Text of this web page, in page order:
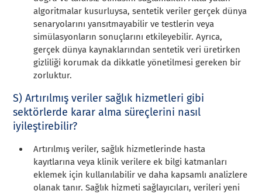
algoritmalar kusurluysa, sentetik veriler gerçek dünya
senaryolarını yansıtmayabilir ve testlerin veya
simülasyonların sonuçlarını etkileyebilir. Ayrıca,
gerçek dünya kaynaklarından sentetik veri üretirken
gizliliği korumak da dikkatle yönetilmesi gereken bir
zorluktur.
S) Artırılmış veriler sağlık hizmetleri gibi
sektörlerde karar alma süreçlerini nasıl
iyileştirebilir?
Artırılmış veriler, sağlık hizmetlerinde hasta
kayıtlarına veya klinik verilere ek bilgi katmanları
eklemek için kullanılabilir ve daha kapsamlı analizlere
olanak tanır. Sağlık hizmeti sağlayıcıları, verileri yeni